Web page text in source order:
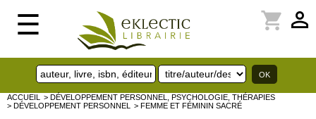
☰ perm_identity
shopping_cart
ACCUEIL
> DÉVELOPPEMENT PERSONNEL, PSYCHOLOGIE, THÉRAPIES
> DÉVELOPPEMENT PERSONNEL
> FEMME ET FÉMININ SACRÉ